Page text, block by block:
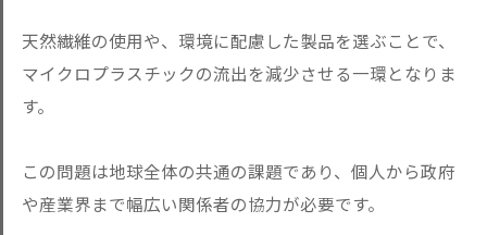
天然繊維の使用や、環境に配慮した製品を選ぶことで、
マイクロプラスチックの流出を減少させる一環となりま
す。
この問題は地球全体の共通の課題であり、個人から政府
や産業界まで幅広い関係者の協力が必要です。